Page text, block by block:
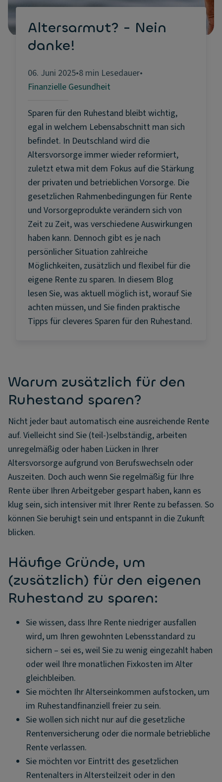
Altersarmut? - Nein
danke!
06. Juni 2025•8 min Lesedauer•
Finanzielle Gesundheit
Sparen für den Ruhestand bleibt wichtig,
egal in welchem Lebensabschnitt man sich
befindet. In Deutschland wird die
Altersvorsorge immer wieder reformiert,
zuletzt etwa mit dem Fokus auf die Stärkung
der privaten und betrieblichen Vorsorge. Die
gesetzlichen Rahmenbedingungen für Rente
und Vorsorgeprodukte verändern sich von
Zeit zu Zeit, was verschiedene Auswirkungen
haben kann. Dennoch gibt es je nach
persönlicher Situation zahlreiche
Möglichkeiten, zusätzlich und flexibel für die
eigene Rente zu sparen. In diesem Blog
lesen Sie, was aktuell möglich ist, worauf Sie
achten müssen, und Sie finden praktische
Tipps für cleveres Sparen für den Ruhestand.
Warum zusätzlich für den
Ruhestand sparen?
Nicht jeder baut automatisch eine ausreichende Rente
auf. Vielleicht sind Sie (teil-)selbständig, arbeiten
unregelmäßig oder haben Lücken in Ihrer
Altersvorsorge aufgrund von Berufswechseln oder
Auszeiten. Doch auch wenn Sie regelmäßig für Ihre
Rente über Ihren Arbeitgeber gespart haben, kann es
klug sein, sich intensiver mit Ihrer Rente zu befassen. So
können Sie beruhigt sein und entspannt in die Zukunft
blicken.
Häufige Gründe, um
(zusätzlich) für den eigenen
Ruhestand zu sparen:
Sie wissen, dass Ihre Rente niedriger ausfallen
wird, um Ihren gewohnten Lebensstandard zu
sichern – sei es, weil Sie zu wenig eingezahlt haben
oder weil Ihre monatlichen Fixkosten im Alter
gleichbleiben.
Sie möchten Ihr Alterseinkommen aufstocken, um
im Ruhestandfinanziell freier zu sein.
Sie wollen sich nicht nur auf die gesetzliche
Rentenversicherung oder die normale betriebliche
Rente verlassen.
Sie möchten vor Eintritt des gesetzlichen
Rentenalters in Altersteilzeit oder in den